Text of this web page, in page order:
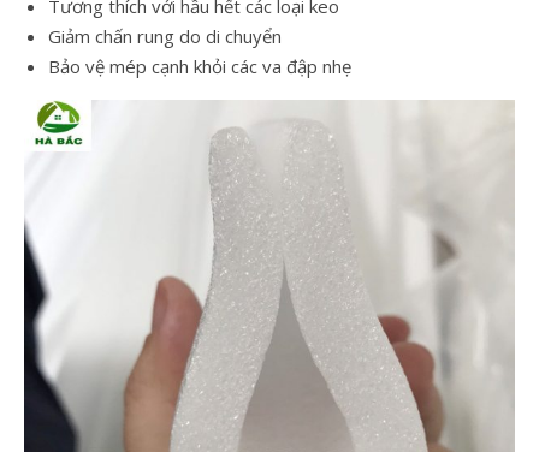
Tương thích với hầu hết các loại keo
Giảm chấn rung do di chuyển
Bảo vệ mép cạnh khỏi các va đập nhẹ